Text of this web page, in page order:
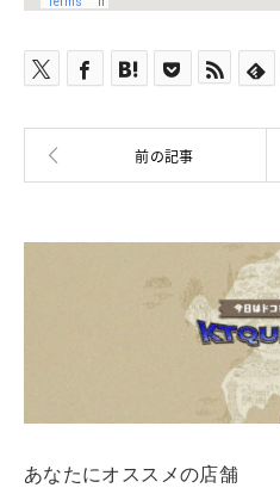
あなたにオススメの店舗